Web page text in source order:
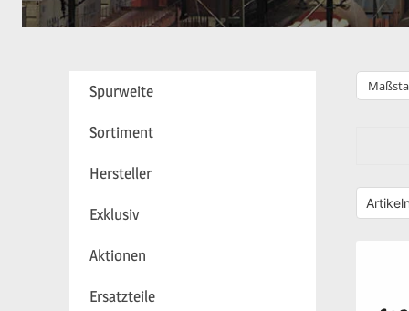
Spurweite
Sortiment
Hersteller
Exklusiv
Aktionen
Ersatzteile